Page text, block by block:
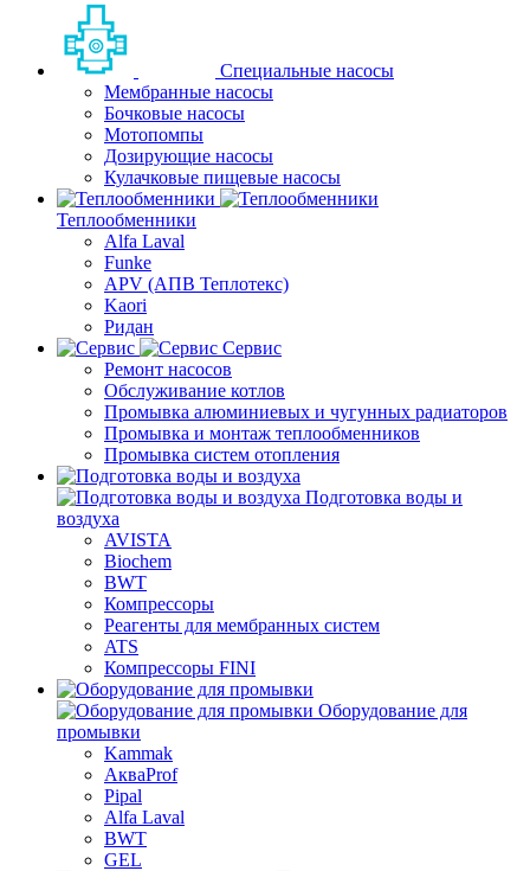
Специальные насосы
Мембранные насосы
Бочковые насосы
Мотопомпы
Дозирующие насосы
Кулачковые пищевые насосы
Теплообменники
Alfa Laval
Funke
APV (АПВ Теплотекс)
Kaori
Ридан
Сервис
Ремонт насосов
Обслуживание котлов
Промывка алюминиевых и чугунных радиаторов
Промывка и монтаж теплообменников
Промывка систем отопления
Подготовка воды и
воздуха
AVISTA
Biochem
BWT
Компрессоры
Реагенты для мембранных систем
ATS
Компрессоры FINI
Оборудование для
промывки
Kammak
АкваProf
Pipal
Alfa Laval
BWT
GEL